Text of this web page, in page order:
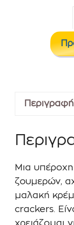
Περιγραφή
Μια
ζουμερών,
μαλακή
crackers.